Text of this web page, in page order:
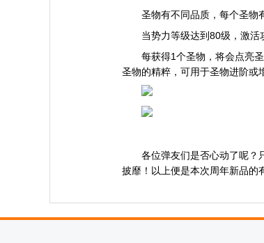
圣物有不同品质，每个圣物
当势力等级达到80级，激活
每获得1个圣物，将会点亮
圣物的精粹，可用于圣物进阶或
各位弹友们是否心动了呢？
披靡！以上便是本次周年新品的